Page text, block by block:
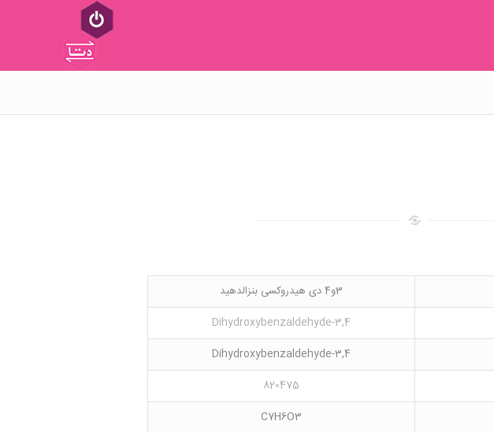
3و4 دی هیدروکسی بنزالدهید
3,4-Dihydroxybenzaldehyde
3,4-Dihydroxybenzaldehyde
820475
C7H6O3